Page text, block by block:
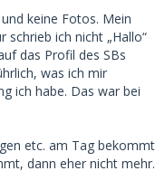
keine Fotos. Mein
ich nicht „Hallo“
das Profil des SBs
was ich mir
ich habe. Das war bei
etc. am Tag bekommt
dann eher nicht mehr.